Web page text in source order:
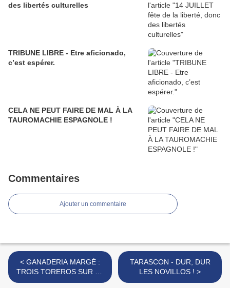
des libertés culturelles
TRIBUNE LIBRE - Etre aficionado,
c’est espérer.
CELA NE PEUT FAIRE DE MAL À LA
TAUROMACHIE ESPAGNOLE !
Commentaires
Ajouter un commentaire
< GANADERIA MARGÉ :
TROIS TOREROS SUR LE
SABLE AVEC L'UTB
TARASCON - DUR, DUR
LES NOVILLOS ! >